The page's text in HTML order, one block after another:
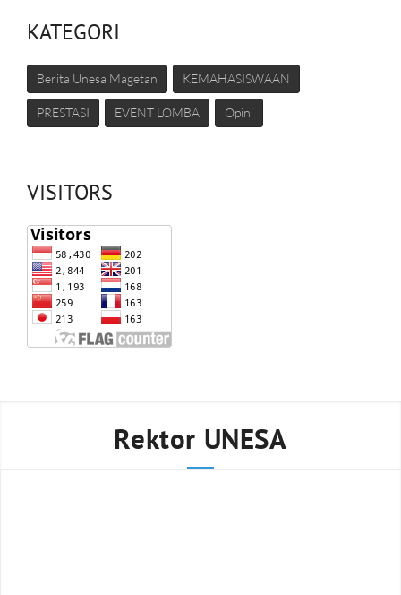
KATEGORI
Berita Unesa Magetan KEMAHASISWAAN
PRESTASI EVENT LOMBA Opini
VISITORS
Rektor UNESA